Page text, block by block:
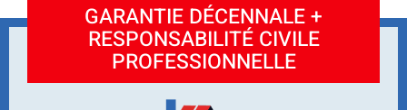
GARANTIE DÉCENNALE +
RESPONSABILITÉ CIVILE
PROFESSIONNELLE